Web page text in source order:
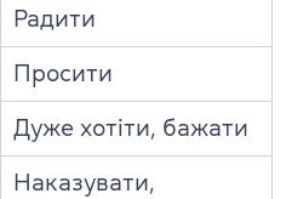
Радити
Просити
Дуже хотіти, бажати
Наказувати,